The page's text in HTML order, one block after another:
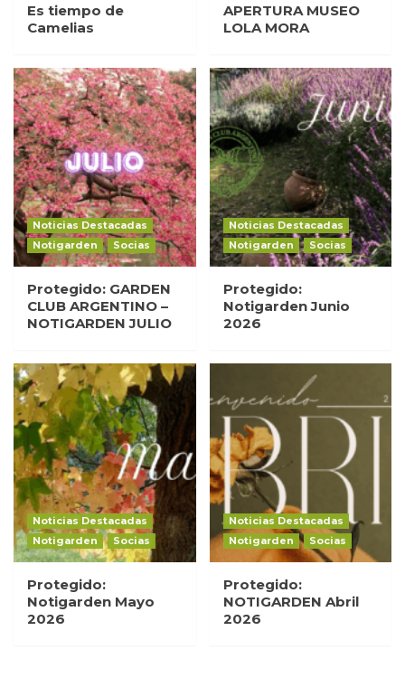
Es tiempo de
Camelias
APERTURA MUSEO
LOLA MORA
Noticias Destacadas
Notigarden
Socias
Protegido: GARDEN
CLUB ARGENTINO –
NOTIGARDEN JULIO
Noticias Destacadas
Notigarden
Socias
Protegido:
Notigarden Junio
2026
Noticias Destacadas
Notigarden
Socias
Protegido:
Notigarden Mayo
2026
Noticias Destacadas
Notigarden
Socias
Protegido:
NOTIGARDEN Abril
2026